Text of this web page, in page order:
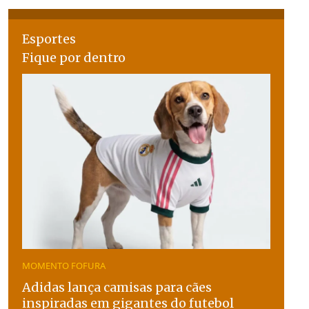
Esportes
Fique por dentro
MOMENTO FOFURA
Adidas lança camisas para cães
inspiradas em gigantes do futebol